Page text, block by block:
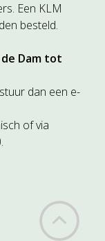
Een KLM
besteld.
Dam tot
dan een e-
of via